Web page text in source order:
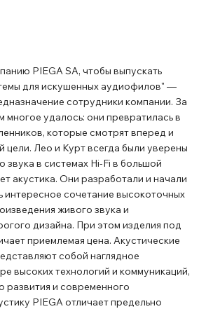
PIEGA SA, чтобы выпускать
для искушенных аудиофилов" ―
сотрудники компании. За
многое удалось: они превратилась в
которые смотрят вперед и
цели. Лео и Курт всегда были уверены
звука в системах Hi-Fi в большой
акустика. Они разработали и начали
интересное сочетание высокоточных
живого звука и
дизайна. При этом изделия под
приемлемая цена. Акустические
собой наглядное
высоких технологий и коммуникаций,
развития и современного
PIEGA отличает предельно